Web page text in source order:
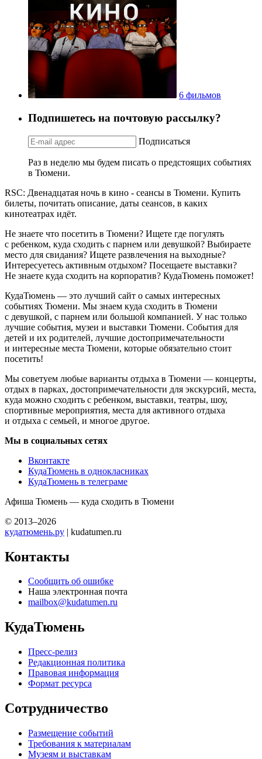
6 фильмов
Подпишетесь на почтовую рассылку?
Подписаться
Раз в неделю мы будем писать о предстоящих событиях
в Тюмени.
RSC: Двенадцатая ночь в кино - сеансы в Тюмени. Купить
билеты, почитать описание, даты сеансов, в каких
кинотеатрах идёт.
Не знаете что посетить в Тюмени? Ищете где погулять
с ребенком, куда сходить с парнем или девушкой? Выбираете
место для свидания? Ищете развлечения на выходные?
Интересуетесь активным отдыхом? Посещаете выставки?
Не знаете куда сходить на корпоратив? КудаТюмень поможет!
КудаТюмень — это лучший сайт о самых интересных
событиях Тюмени. Мы знаем куда сходить в Тюмени
с девушкой, с парнем или большой компанией. У нас только
лучшие события, музеи и выставки Тюмени. События для
детей и их родителей, лучшие достопримечательности
и интересные места Тюмени, которые обязательно стоит
посетить!
Мы советуем любые варианты отдыха в Тюмени — концерты,
отдых в парках, достопримечательности для экскурсий, места,
куда можно сходить с ребенком, выставки, театры, шоу,
спортивные мероприятия, места для активного отдыха
и отдыха с семьей, и многое другое.
Мы в социальных сетях
Вконтакте
КудаТюмень в однокласниках
КудаТюмень в телеграме
Афиша Тюмень — куда сходить в Тюмени
© 2013–2026
кудатюмень.ру | kudatumen.ru
Контакты
Сообщить об ошибке
Наша электронная почта
mailbox@kudatumen.ru
КудаТюмень
Пресс-релиз
Редакционная политика
Правовая информация
Формат ресурса
Сотрудничество
Размещение событий
Требования к материалам
Музеям и выставкам